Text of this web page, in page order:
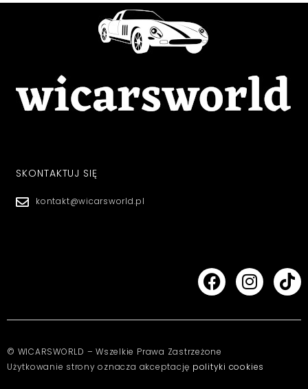
SKONTAKTUJ SIĘ
kontakt@wicarsworld.pl
© WICARSWORLD – Wszelkie Prawa Zastrzeżone
Użytkowanie strony oznacza akceptację polityki cookies